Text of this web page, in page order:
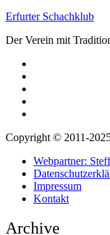
Erfurter Schachklub
Der Verein mit
Copyright © 2011-
Webpartner:
Impressum
Kontakt
Archive